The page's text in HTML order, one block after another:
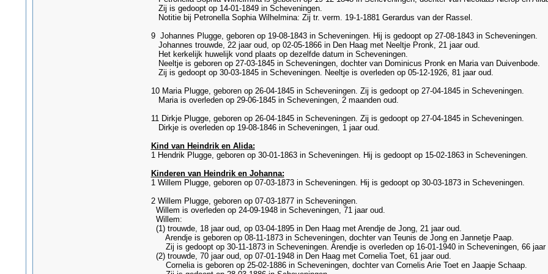
Zij is gedoopt op 14-01-1849 in Scheveningen.
Notitie bij Petronella Sophia Wilhelmina: Zij tr. verm. 19-1-1881 Gerardus van der Rassel.
9 Johannes Plugge, geboren op 19-08-1843 in Scheveningen. Hij is gedoopt op 27-08-1843 in Scheveningen.
Johannes trouwde, 22 jaar oud, op 02-05-1866 in Den Haag met Neeltje Pronk, 21 jaar oud.
Het kerkelijk huwelijk vond plaats op dezelfde datum in Scheveningen.
Neeltje is geboren op 27-03-1845 in Scheveningen, dochter van Dominicus Pronk en Maria van Duivenbode.
Zij is gedoopt op 30-03-1845 in Scheveningen. Neeltje is overleden op 05-12-1926, 81 jaar oud.
10 Maria Plugge, geboren op 26-04-1845 in Scheveningen. Zij is gedoopt op 27-04-1845 in Scheveningen.
Maria is overleden op 29-06-1845 in Scheveningen, 2 maanden oud.
11 Dirkje Plugge, geboren op 26-04-1845 in Scheveningen. Zij is gedoopt op 27-04-1845 in Scheveningen.
Dirkje is overleden op 19-08-1846 in Scheveningen, 1 jaar oud.
Kind van Heindrik en Alida:
1 Hendrik Plugge, geboren op 30-01-1863 in Scheveningen. Hij is gedoopt op 15-02-1863 in Scheveningen.
Kinderen van Heindrik en Johanna:
1 Willem Plugge, geboren op 07-03-1873 in Scheveningen. Hij is gedoopt op 30-03-1873 in Scheveningen.
2 Willem Plugge, geboren op 07-03-1877 in Scheveningen.
Willem is overleden op 24-09-1948 in Scheveningen, 71 jaar oud.
Willem:
(1) trouwde, 18 jaar oud, op 03-04-1895 in Den Haag met Arendje de Jong, 21 jaar oud.
Arendje is geboren op 08-11-1873 in Scheveningen, dochter van Teunis de Jong en Jannetje Paap.
Zij is gedoopt op 30-11-1873 in Scheveningen. Arendje is overleden op 16-01-1940 in Scheveningen, 66 jaar
(2) trouwde, 70 jaar oud, op 07-01-1948 in Den Haag met Cornelia Toet, 61 jaar oud.
Cornelia is geboren op 25-02-1886 in Scheveningen, dochter van Cornelis Arie Toet en Jaapje Schaap.